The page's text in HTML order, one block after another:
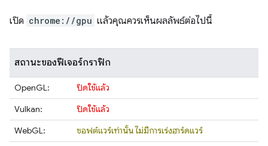
เปิด chrome://gpu แล้วคุณควรเห็นผลลัพธ์ต่อไปนี้
สถานะของฟีเจอร์กราฟิก
OpenGL:
ปิดใช้แล้ว
Vulkan:
ปิดใช้แล้ว
WebGL:
ซอฟต์แวร์เท่านั้น ไม่มีการเร่งฮาร์ดแวร์